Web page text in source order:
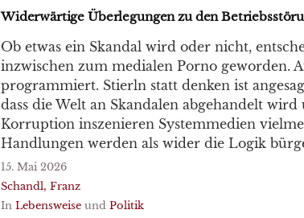
Widerwärtige Überlegungen zu den
Ob etwas ein Skandal wird oder nicht,
inzwischen zum medialen Porno geworden.
programmiert. Stierln statt denken ist
dass die Welt an Skandalen abgehandelt
Korruption inszenieren Systemmedien
Handlungen werden als wider die Logik
15. Mai 2026
Schandl, Franz
In Lebensweise und Politik